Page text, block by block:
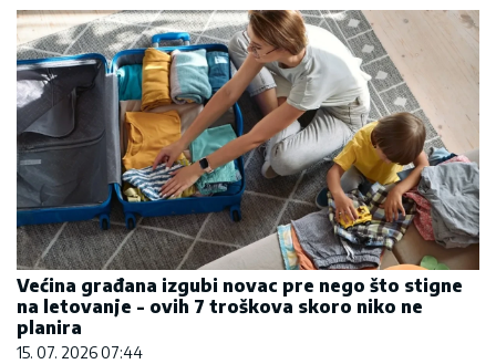
Većina građana izgubi novac pre nego što stigne
na letovanje - ovih 7 troškova skoro niko ne
planira
15. 07. 2026 07:44